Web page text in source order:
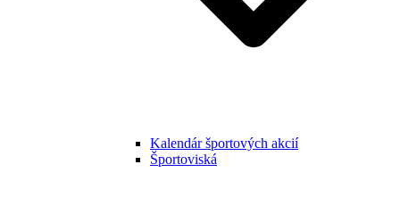
Kalendár športových akcií
Športoviská